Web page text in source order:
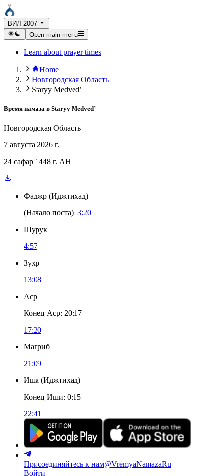
ВИЛ 2007
Open main menu
Learn about prayer times
Home
Новгородская Область
Staryy Medved’
Время намаза в Staryy Medved’
Новгородская Область
7 августа 2026 г.
24 сафар 1448 г. AH
Фаджр (Иджтихад)
(Начало поста) 3:20
Шурук
4:57
Зухр
13:08
Аср
Конец Аср: 20:17
17:20
Магриб
21:09
Иша (Иджтихад)
Конец Иши: 0:15
22:41
Присоединяйтесь к нам@VremyaNamazaRu
Войти